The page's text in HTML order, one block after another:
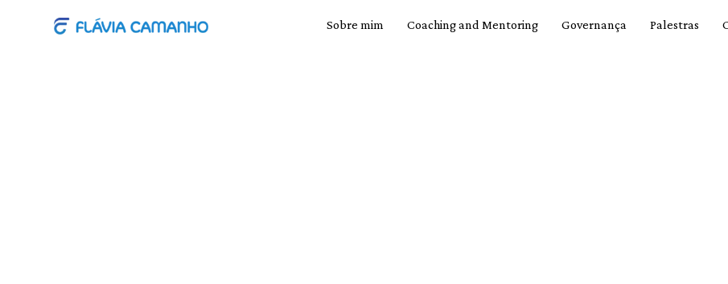
Sobre mim Coaching and Mentoring Governança Palestras